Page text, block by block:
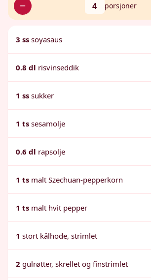
4 porsjoner
3 ss soyasaus
0.8 dl risvinseddik
1 ss sukker
1 ts sesamolje
0.6 dl rapsolje
1 ts malt Szechuan-pepperkorn
1 ts malt hvit pepper
1 stort kålhode, strimlet
2 gulrøtter, skrellet og finstrimlet